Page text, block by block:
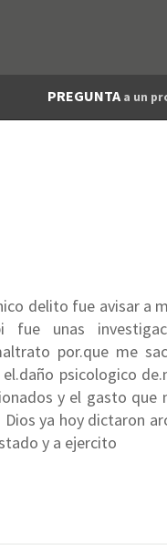
PREGUNTA a un
delito fue avisar a
unas
por.que me
psicologico
y el gasto que
ya hoy dictaron
y a ejercito